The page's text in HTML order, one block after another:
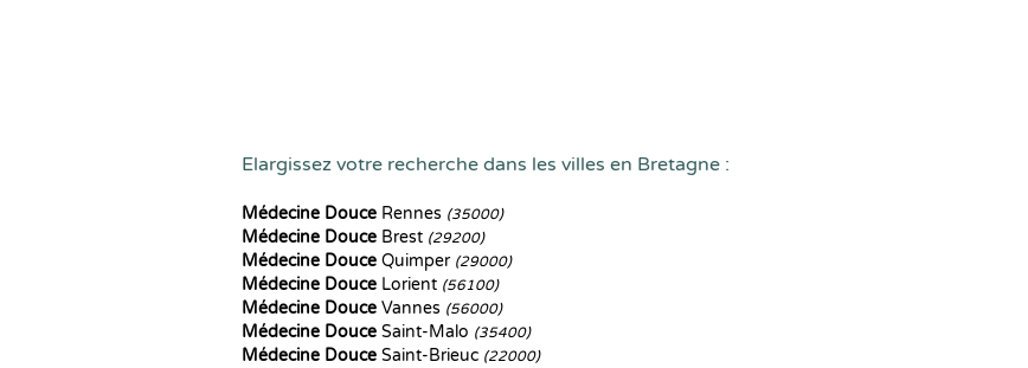
Elargissez votre recherche dans les villes en Bretagne :
Médecine Douce Rennes (35000)
Médecine Douce Brest (29200)
Médecine Douce Quimper (29000)
Médecine Douce Lorient (56100)
Médecine Douce Vannes (56000)
Médecine Douce Saint-Malo (35400)
Médecine Douce Saint-Brieuc (22000)